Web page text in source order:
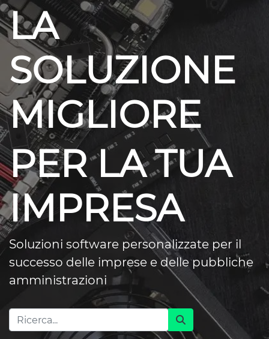
LA
SOLUZIONE
MIGLIORE
PER LA TUA
IMPRESA
Soluzioni software personalizzate per il
successo delle imprese e delle pubbliche
amministrazioni